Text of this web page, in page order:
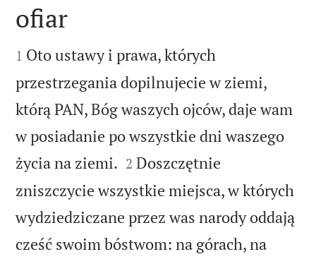

ofiar

1 Oto ustawy i prawa, których
przestrzegania dopilnujecie w ziemi,
którą PAN, Bóg waszych ojców, daje wam
w posiadanie po wszystkie dni waszego
życia na ziemi. 

2 Doszczętnie
zniszczycie wszystkie miejsca, w których
wydziedziczane przez was narody oddają
cześć swoim bóstwom: na górach, na